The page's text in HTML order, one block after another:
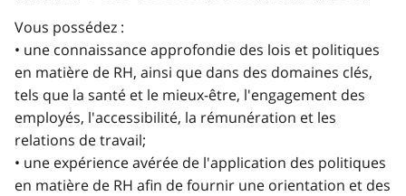
Vous possédez :
• une connaissance approfondie des lois et politiques
en matière de RH, ainsi que dans des domaines clés,
tels que la santé et le mieux-être, l'engagement des
employés, l'accessibilité, la rémunération et les
relations de travail;
• une expérience avérée de l'application des politiques
en matière de RH afin de fournir une orientation et des